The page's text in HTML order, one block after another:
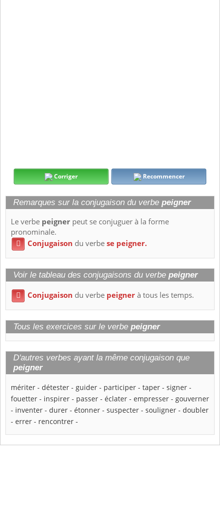
Corriger Recommencer
Remarques sur la conjugaison du verbe peigner
Le verbe peigner peut se conjuguer à la forme
pronominale.
 Conjugaison du verbese peigner.
Voir le tableau des conjugaisons du verbe peigner
 Conjugaison du verbe peignerà tous les temps.
Tous les exercices sur le verbe peigner
D'autres verbes ayant la même conjugaison que
peigner
mériter - détester - guider - participer - taper - signer -
fouetter - inspirer - passer - éclater - empresser - gouverner
- inventer - durer - étonner - suspecter - souligner - doubler
- errer - rencontrer -